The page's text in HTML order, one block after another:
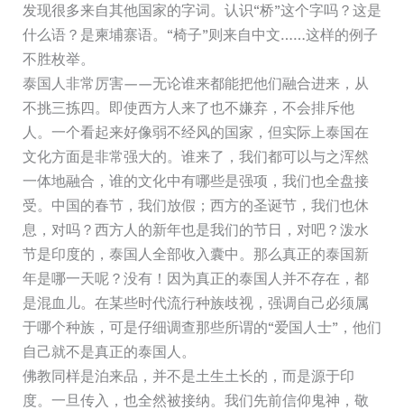
发现很多来自其他国家的字词。认识“桥”这个字吗？这是
什么语？是柬埔寨语。“椅子”则来自中文……这样的例子
不胜枚举。
泰国人非常厉害——无论谁来都能把他们融合进来，从
不挑三拣四。即使西方人来了也不嫌弃，不会排斥他
人。一个看起来好像弱不经风的国家，但实际上泰国在
文化方面是非常强大的。谁来了，我们都可以与之浑然
一体地融合，谁的文化中有哪些是强项，我们也全盘接
受。中国的春节，我们放假；西方的圣诞节，我们也休
息，对吗？西方人的新年也是我们的节日，对吧？泼水
节是印度的，泰国人全部收入囊中。那么真正的泰国新
年是哪一天呢？没有！因为真正的泰国人并不存在，都
是混血儿。在某些时代流行种族歧视，强调自己必须属
于哪个种族，可是仔细调查那些所谓的“爱国人士”，他们
自己就不是真正的泰国人。
佛教同样是泊来品，并不是土生土长的，而是源于印
度。一旦传入，也全然被接纳。我们先前信仰鬼神，敬